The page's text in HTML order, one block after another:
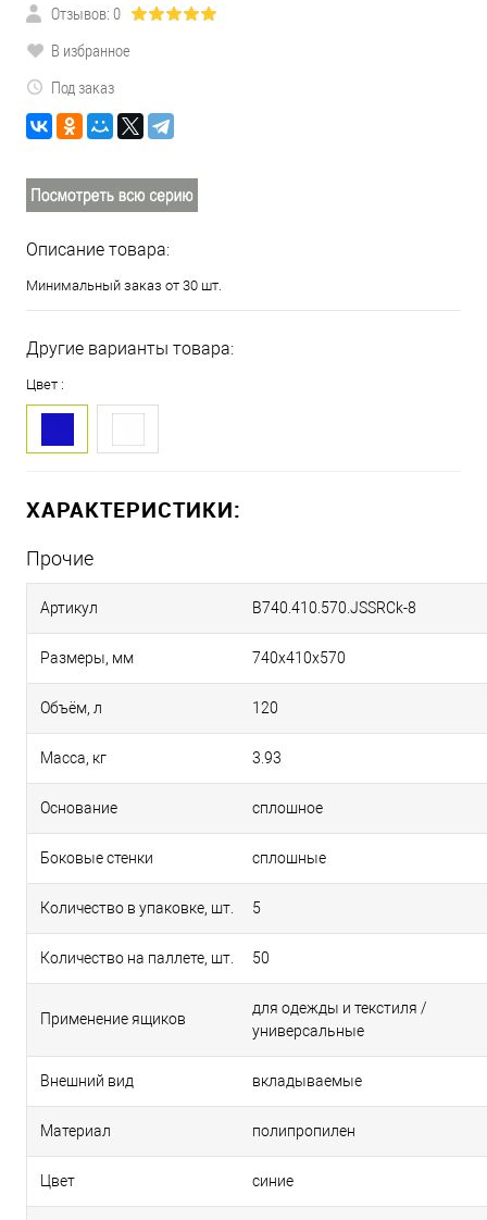
Отзывов: 0
В избранное
Под заказ
Описание товара:
Минимальный заказ от 30 шт.
Другие варианты товара:
Цвет :
ХАРАКТЕРИСТИКИ:
Прочие
Артикул B740.410.570.JSSRCk-8
Размеры, мм 740х410х570
Объём, л 120
Масса, кг 3.93
Основание сплошное
Боковые стенки сплошные
Количество в упаковке, шт. 5
Количество на паллете, шт. 50
Применение ящиков
для одежды и текстиля /
универсальные
Внешний вид вкладываемые
Материал полипропилен
Цвет синие